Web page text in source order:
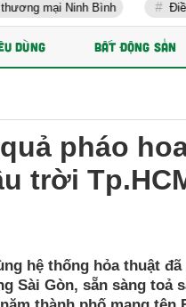
Điều hành kinh tế vĩ mô
DÙNG BẤT ĐỘNG SẢN
pháo
trời
hệ thống hỏa thuật
Sài Gòn, sẵn sàng toả